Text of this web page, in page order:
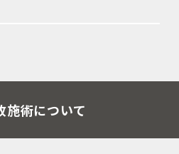
施術について